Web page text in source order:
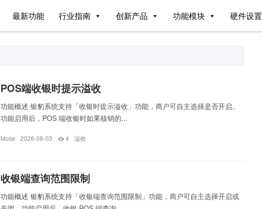
最新功能 行业指南 创新产品 功能模块 硬件设置
POS端收银时提示溢收
功能概述 银豹系统支持「收银时提示溢收」功能，商户可自主选择是否开启。
功能启用后，POS 端收银时如果核销的...
Mose 2026-08-03 4 溢收
收银端查询范围限制
功能概述 银豹系统支持「收银端查询范围限制」功能，商户可自主选择开启或